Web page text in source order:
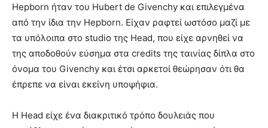
Hepborn ήταν του Hubert de Givenchy και επιλεγμένα
από την ίδια την Hepborn. Eίχαν ραφτεί ωστόσο μαζί με
τα υπόλοιπα στο studio της Head, που είχε αρνηθεί να
της αποδοθούν εύσημα στα credits της ταινίας δίπλα στο
όνομα του Givenchy και έτσι αρκετοί θεώρησαν ότι θα
έπρεπε να είναι εκείνη υποψήφια.
Η Head είχε ένα διακριτικό τρόπο δουλειάς που